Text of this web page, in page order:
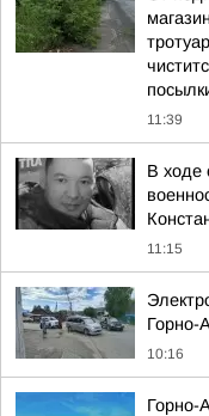
11:39
В ходе
11:15
Горно-
10:16
Горно-